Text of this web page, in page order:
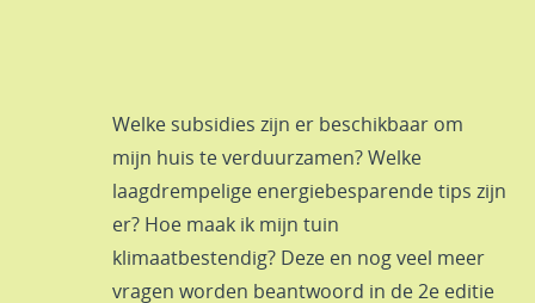
Welke subsidies zijn er beschikbaar om
mijn huis te verduurzamen? Welke
laagdrempelige energiebesparende tips zijn
er? Hoe maak ik mijn tuin
klimaatbestendig? Deze en nog veel meer
vragen worden beantwoord in de 2e editie